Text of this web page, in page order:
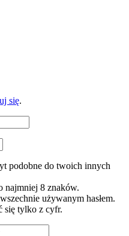
się.
podobne do twoich innych
najmniej 8 znaków.
używanym hasłem.
się tylko z cyfr.